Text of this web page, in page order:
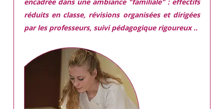
réduits en classe, révisions organisées et dirigées
par les professeurs, suivi pédagogique rigoureux ..